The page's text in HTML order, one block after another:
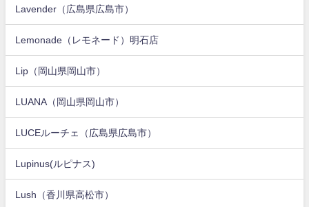
Lavender（広島県広島市）
Lemonade（レモネード）明石店
Lip（岡山県岡山市）
LUANA（岡山県岡山市）
LUCEルーチェ（広島県広島市）
Lupinus(ルピナス)
Lush（香川県高松市）